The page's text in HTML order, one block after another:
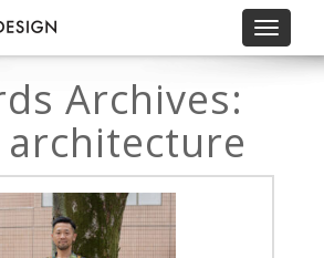
Toggle
Archives:
architecture